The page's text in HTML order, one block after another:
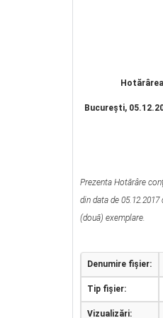
Hotărârea
Bucureşti,
Prezenta Hotărâre
din data de
(două) exemplare.
Denumire fișier:
Tip fișier:
Vizualizări: